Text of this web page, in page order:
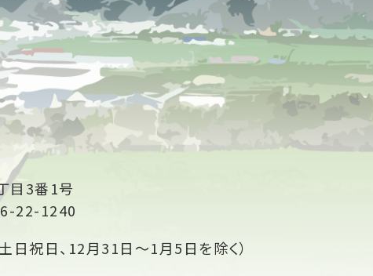
目3番1号
22-1240
日祝日、12月31日～1月5日を除く）